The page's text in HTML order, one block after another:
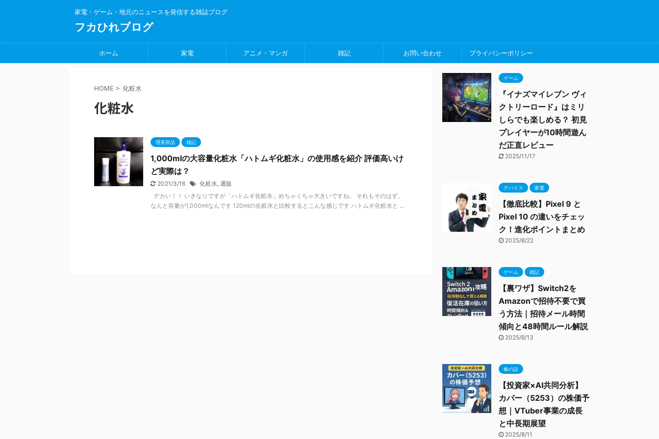
家電・ゲーム・地元のニュースを発信する雑誌ブログ
フカひれブログ
ホーム 家電 アニメ・マンガ 雑記 お問い合わせ プライバシーポリシー
HOME > 化粧水
化粧水
理美容品 雑記
1,000mlの大容量化粧水「ハトムギ化粧水」の使用感を紹介 評価高いけ
ど実際は？
2021/3/16 化粧水, 通販
デカい！！ いきなりですが「ハトムギ化粧水」めちゃくちゃ大きいですね。 それもそのはず、
なんと容量が1,000mlなんです 120mlの化粧水と比較するとこんな感じです ハトムギ化粧水と ...
ゲーム
『イナズマイレブン ヴィ
クトリーロード』はミリ
しらでも楽しめる？ 初見
プレイヤーが10時間遊ん
だ正直レビュー
2025/11/17
デバイス 家電
【徹底比較】Pixel 9 と
Pixel 10 の違いをチェッ
ク！進化ポイントまとめ
2025/8/22
ゲーム 雑記
【裏ワザ】Switch2を
Amazonで招待不要で買
う方法｜招待メール時間
傾向と48時間ルール解説
2025/8/13
株の話
【投資家×AI共同分析】
カバー（5253）の株価予
想｜VTuber事業の成長
と中長期展望
2025/8/11